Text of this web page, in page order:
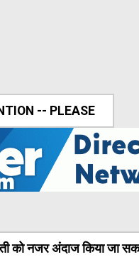
-- PLEASE
को नजर अंदाज किया जा